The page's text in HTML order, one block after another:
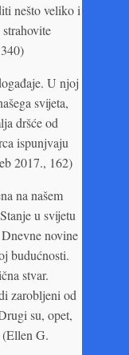
nešto veliko i
U njoj
svijeta,
dršće od
ispunjvaju
2017., 162)
na našem
u svijetu
novine
budućnosti.
stvar.
zarobljeni od
su, opet,
G.